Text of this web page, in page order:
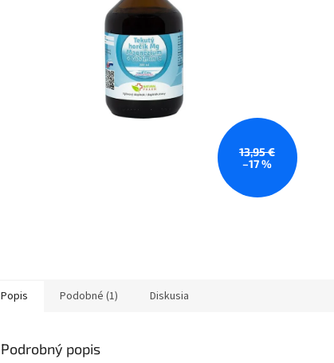
13,95 €
–17 %
Popis Podobné (1) Diskusia
Podrobný popis